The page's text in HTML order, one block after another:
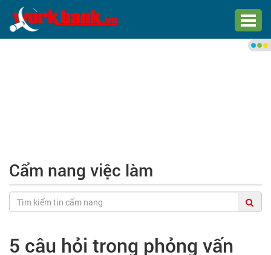
Trang chủ
Việc làm mới nhất
Tìm việc làm
Cẩm nang việc làm
5 câu hỏi trong phỏng vấn